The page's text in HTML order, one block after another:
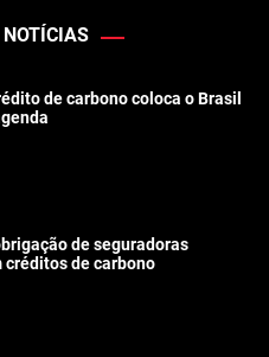
de carbono coloca o Brasil
de seguradoras
créditos de carbono